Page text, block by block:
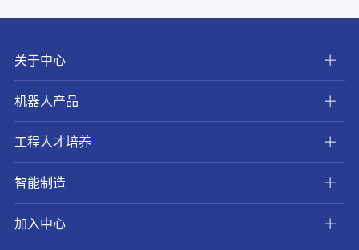
关于中心
机器人产品
工程人才培养
智能制造
加入中心